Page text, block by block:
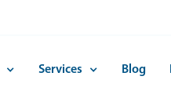
Services Blog